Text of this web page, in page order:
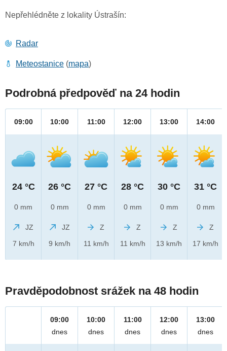
Nepřehlédněte z lokality Ústrašín:
Radar
Meteostanice (mapa)
Podrobná předpověď na 24 hodin
09:00
24 °C
0 mm
JZ
7 km/h
10:00
26 °C
0 mm
JZ
9 km/h
11:00
27 °C
0 mm
Z
11 km/h
12:00
28 °C
0 mm
Z
11 km/h
13:00
30 °C
0 mm
Z
13 km/h
14:00
31 °C
0 mm
Z
17 km/h
Pravděpodobnost srážek na 48 hodin
09:00
dnes
10:00
dnes
11:00
dnes
12:00
dnes
13:00
dnes